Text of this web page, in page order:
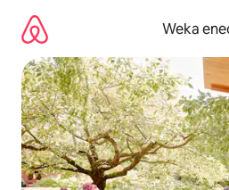
kwenda
kwenye
maudhui
Weka